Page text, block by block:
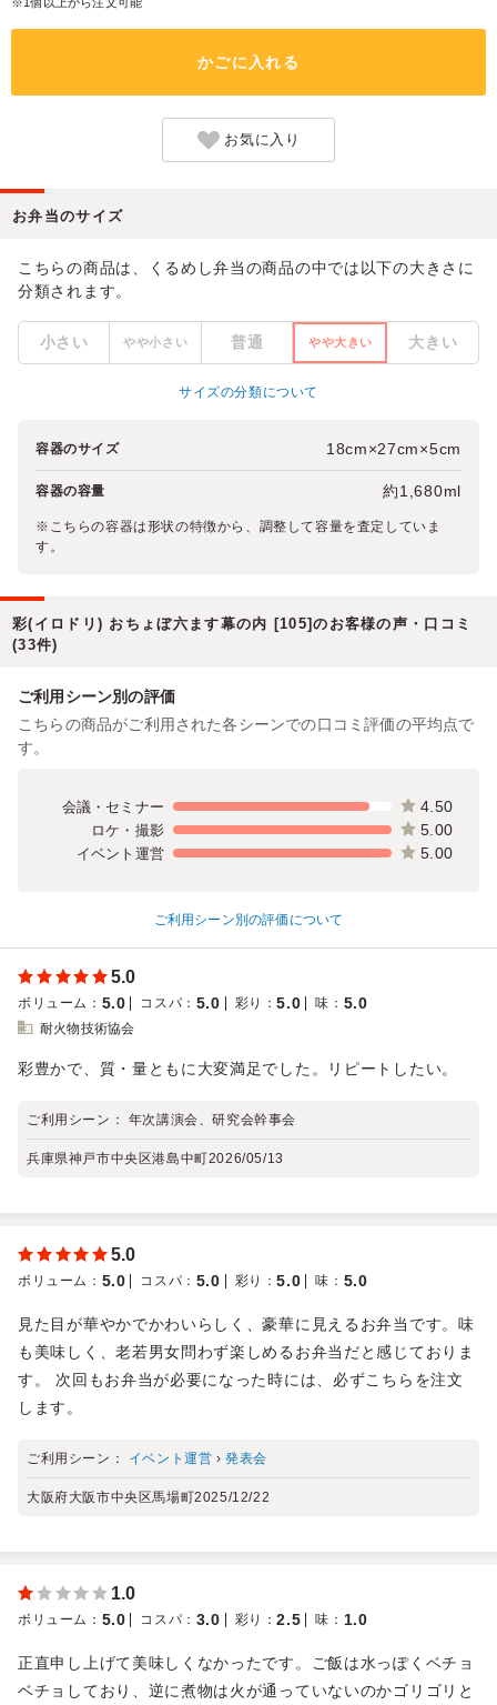
かごに入れる
お気に入り
お弁当のサイズ
こちらの商品は、くるめし弁当の商品の中では以下の大きさに
分類されます。
小さい やや小さい 普通 やや大きい 大きい
サイズの分類について
容器のサイズ 18cm×27cm×5cm
容器の容量 約1,680ml
※こちらの容器は形状の特徴から、調整して容量を査定していま
す。
彩(イロドリ) おちょぼ六ます幕の内 [105]のお客様の声・口コミ
(33件)
ご利用シーン別の評価
こちらの商品がご利用された各シーンでの口コミ評価の平均点で
す。
会議・セミナー 4.50
ロケ・撮影 5.00
イベント運営 5.00
ご利用シーン別の評価について
5.0
ボリューム ： 5.0 コスパ ： 5.0 彩り ：5.0 味 ： 5.0
耐火物技術協会
彩豊かで、質・量ともに大変満足でした。リピートしたい。
ご利用シーン： 年次講演会、研究会幹事会
兵庫県神戸市中央区港島中町2026/05/13
5.0
ボリューム ： 5.0 コスパ ： 5.0 彩り ：5.0 味 ： 5.0
見た目が華やかでかわいらしく、豪華に見えるお弁当です。味
も美味しく、老若男女問わず楽しめるお弁当だと感じておりま
す。 次回もお弁当が必要になった時には、必ずこちらを注文
します。
ご利用シーン： イベント運営 ›発表会
大阪府大阪市中央区馬場町2025/12/22
1.0
ボリューム ： 5.0 コスパ ： 3.0 彩り ：2.5 味 ： 1.0
正直申し上げて美味しくなかったです。ご飯は水っぽくベチョ
ベチョしており、逆に煮物は火が通っていないのかゴリゴリと